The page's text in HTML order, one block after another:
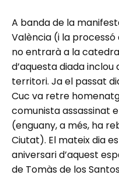
A banda de la
València (i la
no entrarà a la
d’aquesta diada
territori. Ja el passat
Cuc va retre
comunista assassinat
(enguany, a més, ha
Ciutat). El mateix dia
aniversari d’aquest
de Tomàs de los